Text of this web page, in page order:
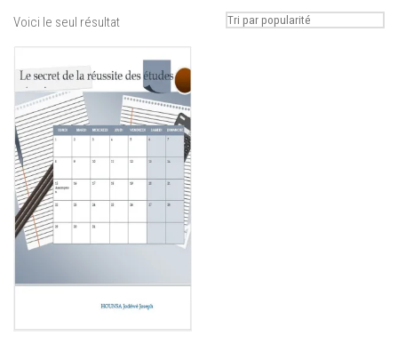
Voici le seul résultat